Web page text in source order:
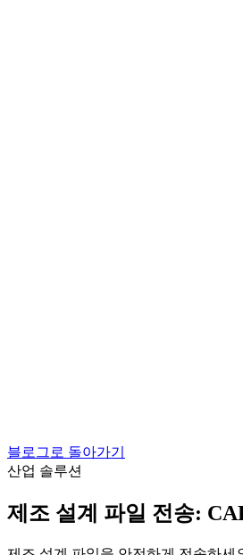
블로그로 돌아가기
산업 솔루션
제조 설계 파일 전송: